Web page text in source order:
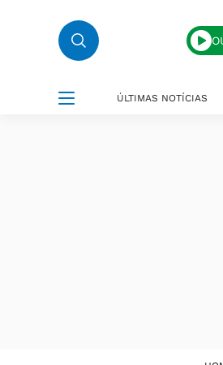
ÚLTIMAS NOTÍCIAS